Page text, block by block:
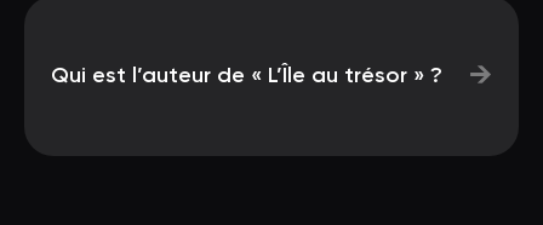
Qui est l’auteur de « L’Île au trésor » ? →